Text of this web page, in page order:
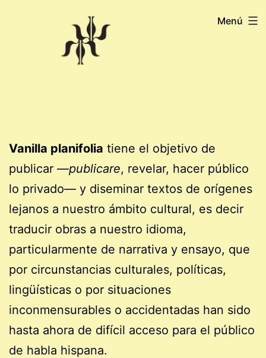
Menú
Vanilla planifolia tiene el objetivo de
publicar —publicare, revelar, hacer público
lo privado— y diseminar textos de orígenes
lejanos a nuestro ámbito cultural, es decir
traducir obras a nuestro idioma,
particularmente de narrativa y ensayo, que
por circunstancias culturales, políticas,
lingüísticas o por situaciones
inconmensurables o accidentadas han sido
hasta ahora de difícil acceso para el público
de habla hispana.